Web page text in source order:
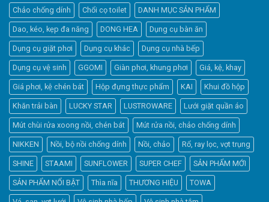
Chảo chống dính Chổi cọ toilet DANH MỤC SẢN PHẨM
Dao, kéo, kẹp đa năng DONG HEA Dụng cụ bàn ăn
Dụng cụ giặt phơi Dụng cụ khác Dụng cụ nhà bếp
Dụng cụ vệ sinh GGOMI Giàn phơi, khung phơi Giá, kệ, khay
Giá phơi, kệ chén bát Hộp đựng thực phẩm KAI Khui đồ hộp
Khăn trải bàn LUCKY STAR LUSTROWARE Lưới giặt quần áo
Mút chùi rửa xoong nồi, chén bát Mút rửa nồi, chảo chống dính
NIKKEN Nồi, bộ nồi chống dính Nồi, chảo Rổ, ray lọc, vợt trụng
SHINE STAAMI SUNFLOWER SUPER CHEF SẢN PHẨM MỚI
SẢN PHẨM NỔI BẬT Thìa nĩa THƯƠNG HIỆU TOWA
Elfsight
Typically replies within a day